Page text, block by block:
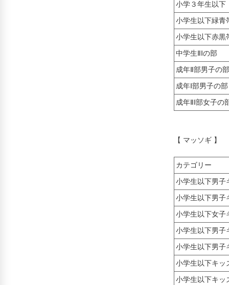
小学３年生以
小学生以下緑青
小学生以下赤黒
中学生ⅡⅠの部
成年Ⅱ部男子の部
成年Ⅰ部男子の部
成年ⅡⅠ部女子の
【 マッソギ 】
カテゴリー
小学生以下男子
小学生以下男子
小学生以下女子
小学生以下男子
小学生以下男子
小学生以下キッ
小学生以下キッ